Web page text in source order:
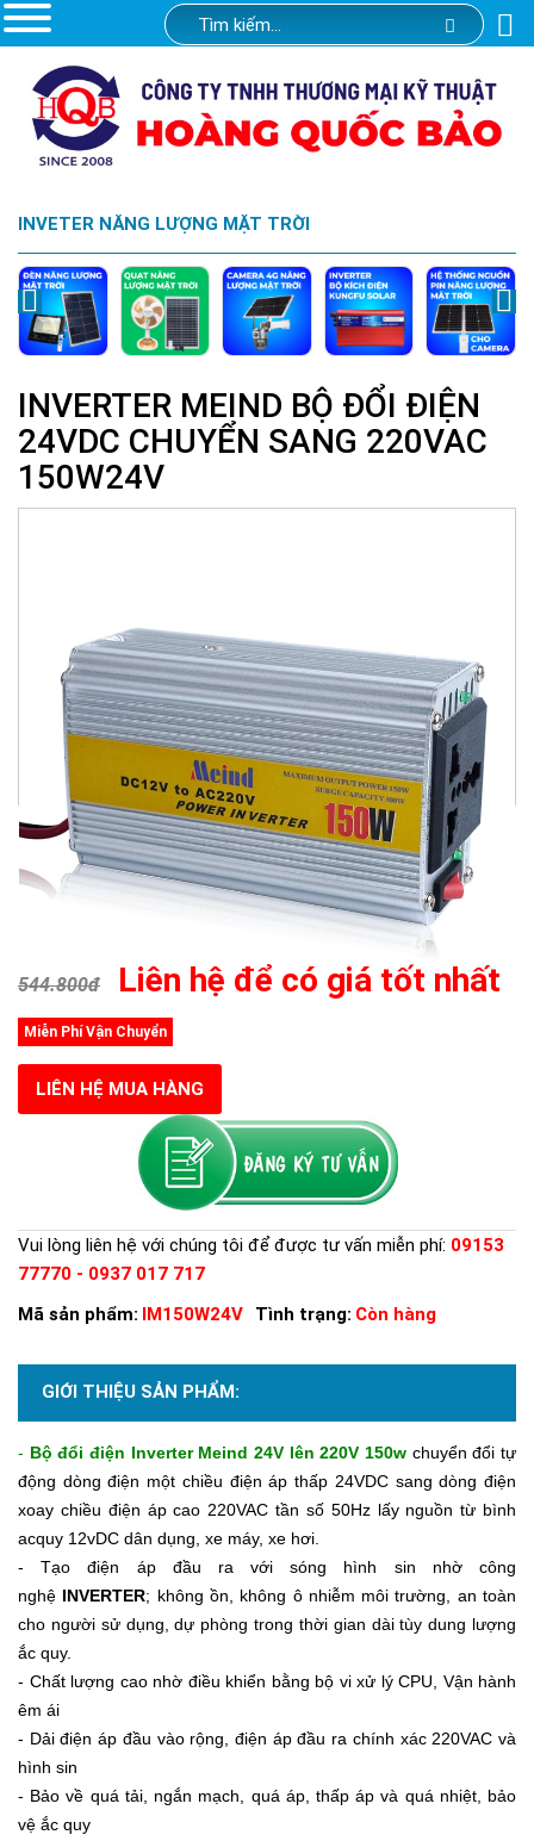
INVETER NĂNG LƯỢNG MẶT TRỜI
INVERTER MEIND BỘ ĐỔI ĐIỆN
24VDC CHUYỂN SANG 220VAC
150W24V
544.800đ Liên hệ để có giá tốt nhất
Miễn Phí Vận Chuyển
LIÊN HỆ MUA HÀNG
Vui lòng liên hệ với chúng tôi để được tư vấn miễn phí: 09153
77770 - 0937 017 717
Mã sản phẩm: IM150W24V Tình trạng: Còn hàng
GIỚI THIỆU SẢN PHẨM:
- Bộ đổi điện Inverter Meind24V lên 220V 150w chuyển đổi tự
động dòng điện một chiều điện áp thấp 24VDC sang dòng điện
xoay chiều điện áp cao 220VAC tần số 50Hz lấy nguồn từ bình
acquy 12vDC dân dụng, xe máy, xe hơi.
- Tạo điện áp đầu ra với sóng hình sin nhờ công
nghệ INVERTER; không ồn, không ô nhiễm môi trường, an toàn
cho người sử dụng, dự phòng trong thời gian dài tùy dung lượng
ắc quy.
- Chất lượng cao nhờ điều khiển bằng bộ vi xử lý CPU, Vận hành
êm ái
- Dải điện áp đầu vào rộng, điện áp đầu ra chính xác 220VAC và
hình sin
- Bảo về quá tải, ngắn mạch, quá áp, thấp áp và quá nhiệt, bảo
vệ ắc quy